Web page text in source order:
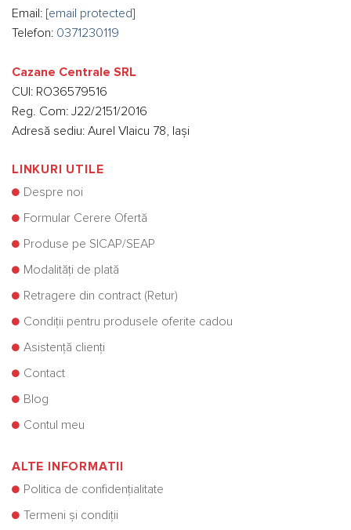
Email: [email protected]
Telefon: 0371230119
Cazane Centrale SRL
CUI: RO36579516
Reg. Com: J22/2151/2016
Adresă sediu: Aurel Vlaicu 78, Iași
LINKURI UTILE
Despre noi
Formular Cerere Ofertă
Produse pe SICAP/SEAP
Modalități de plată
Retragere din contract (Retur)
Condiții pentru produsele oferite cadou
Asistență clienți
Contact
Blog
Contul meu
ALTE INFORMATII
Politica de confidențialitate
Termeni și condiții